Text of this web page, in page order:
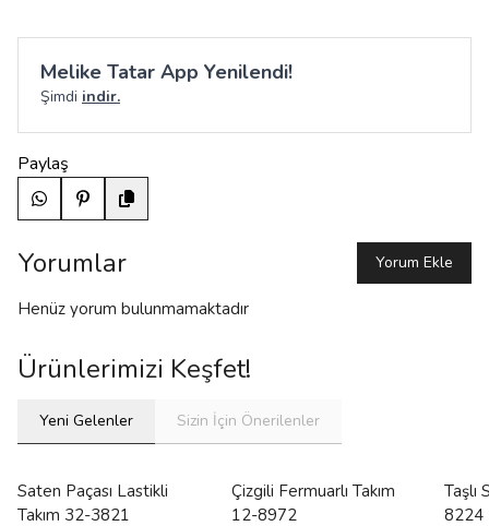
Melike Tatar App Yenilendi!
Şimdi indir.
Paylaş
Yorumlar Yorum Ekle
Henüz yorum bulunmamaktadır
Ürünlerimizi Keşfet!
Yeni Gelenler Sizin İçin Önerilenler
Saten Paçası Lastikli
Takım 32-3821
Çizgili Fermuarlı Takım
12-8972
Taşlı
8224